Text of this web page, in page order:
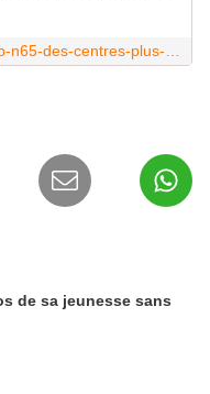
de sa jeunesse sans